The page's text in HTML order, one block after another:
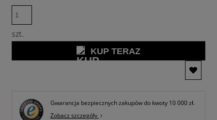
szt.
KUP TERAZ
Gwarancja bezpiecznych zakupów do kwoty 10 000 zł.
Zobacz szczegóły